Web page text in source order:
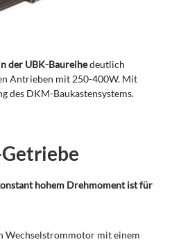
der UBK-Baureihedeutlich
Antrieben mit 250-400W. Mit
des DKM-Baukastensystems.
hohem Drehmoment ist für
Wechselstrommotor mit einem